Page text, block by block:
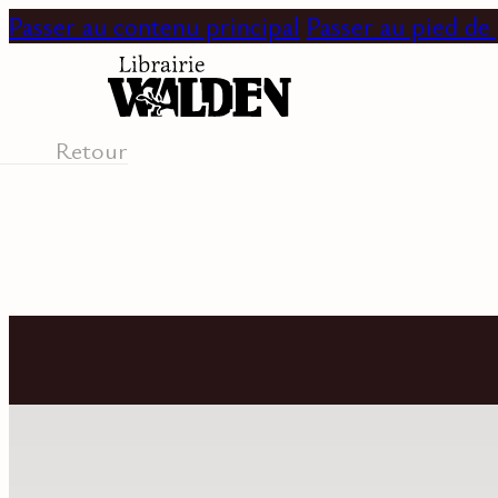
Passer au contenu principal Passer au pied de
Retour